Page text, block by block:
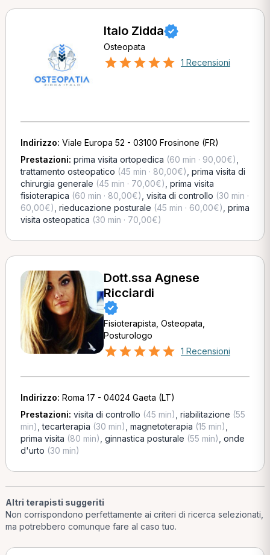
Italo Zidda
Osteopata
1 Recensioni
Indirizzo: Viale Europa 52 - 03100 Frosinone (FR)
Prestazioni: prima visita ortopedica (60 min · 90,00€)
trattamento osteopatico (45 min · 80,00€) prima visita di
chirurgia generale (45 min · 70,00€) prima visita
fisioterapica (60 min · 80,00€) visita di controllo (30 min ·
60,00€) rieducazione posturale (45 min · 60,00€) prima
visita osteopatica (30 min · 70,00€)
Dott.ssa Agnese
Ricciardi
Fisioterapista, Osteopata,
Posturologo
1 Recensioni
Indirizzo: Roma 17 - 04024 Gaeta (LT)
Prestazioni: visita di controllo (45 min) riabilitazione (55
min) ,tecarterapia (30 min) magnetoterapia (15 min)
prima visita (80 min) ginnastica posturale (55 min) onde
d'urto (30 min)
Altri terapisti suggeriti
Non corrispondono perfettamente ai criteri di ricerca selezionati,
ma potrebbero comunque fare al caso tuo.